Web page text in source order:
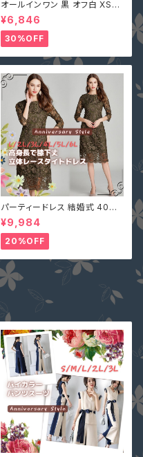
オールインワン 黒 オフ白 XS-X
L 即納 パンツドレス 襟ビジュー
フェイクパール レース シースル
ー ホルターネック 背中開き オ
フホワイト 無地 2161366
¥6,846
30%OFF
パーティードレス 結婚式 40代
大きいサイズ オリーブ L(S寄り
M) 5L 即納 2L 3L 4L 6L MD
-1164467 袖あり 七分袖 花柄
刺繍 総レース ワンピース タイ
ト Aライン 春
¥9,984
20%OFF